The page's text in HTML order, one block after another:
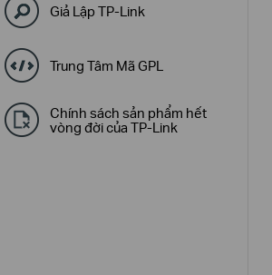
Giả Lập TP-Link
Trung Tâm Mã GPL
Chính sách sản phẩm hết
vòng đời của TP-Link